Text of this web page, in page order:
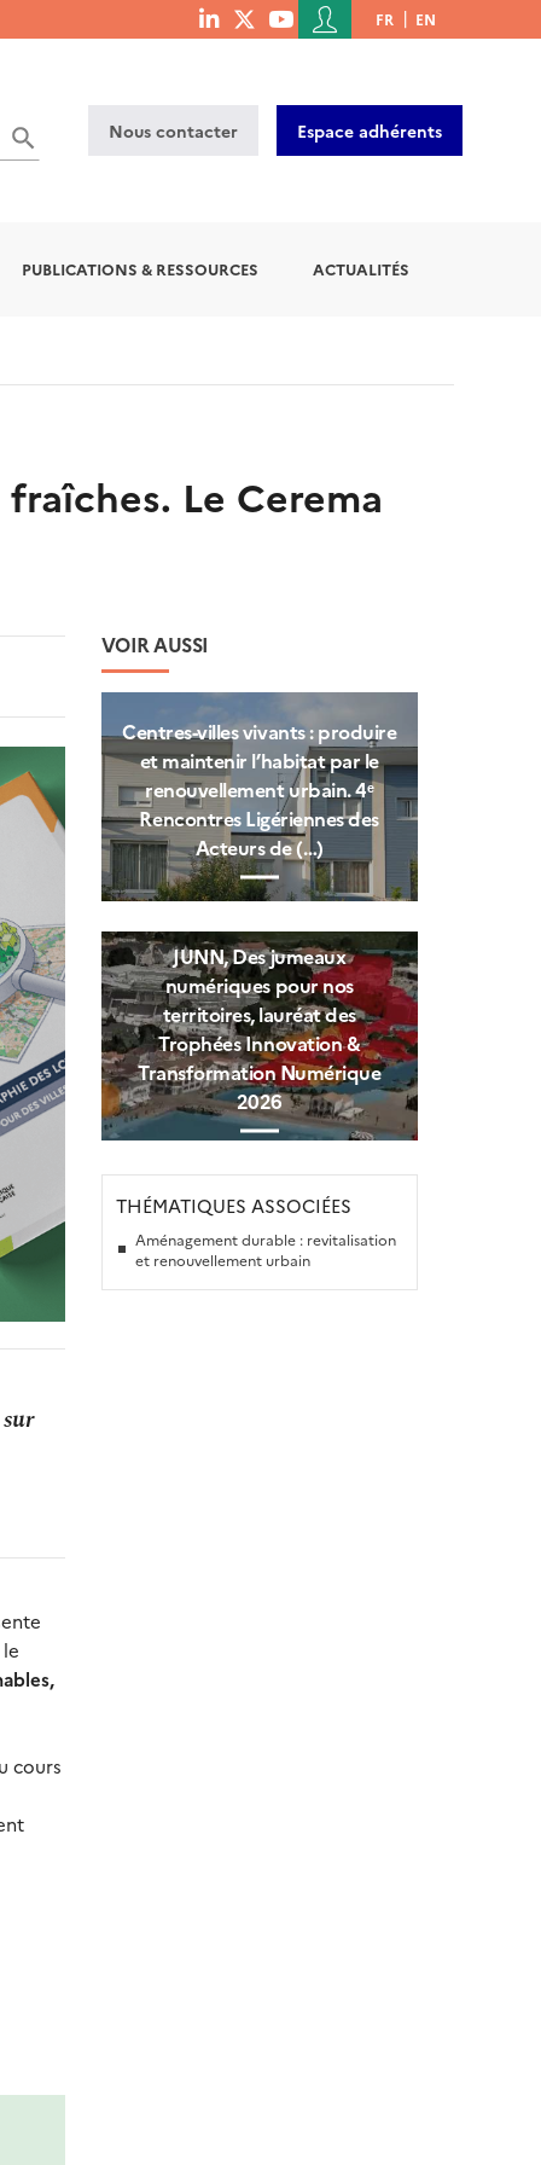
menu
Menu
du
de
l'utilisateur
FR EN
Nous contacter Espace adhérents
PUBLICATIONS & RESSOURCES ACTUALITÉS
Le Cerema
cours
VOIR AUSSI
Centres‑villes vivants : produire
et maintenir l’habitat par le
renouvellement urbain. 4ᵉ
Rencontres Ligériennes des
Acteurs de (…)
JUNN, Des jumeaux
numériques pour nos
territoires, lauréat des
Trophées Innovation &
Transformation Numérique
2026
THÉMATIQUES ASSOCIÉES
Aménagement durable : revitalisation
et renouvellement urbain